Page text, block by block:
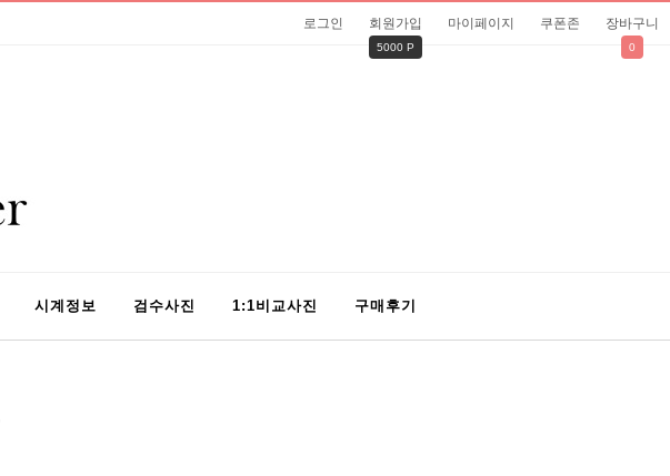
로그인 회원가입
5000 P
마이페이지 쿠폰존 장바구니
0
시계정보 검수사진 1:1비교사진 구매후기